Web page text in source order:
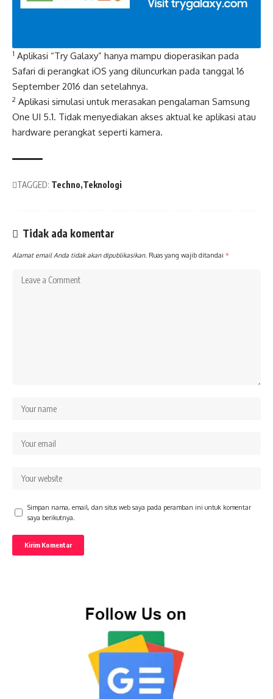
1 Aplikasi “Try Galaxy” hanya mampu dioperasikan pada
Safari di perangkat iOS yang diluncurkan pada tanggal 16
September 2016 dan setelahnya.
2 Aplikasi simulasi untuk merasakan pengalaman Samsung
One UI 5.1. Tidak menyediakan akses aktual ke aplikasi atau
hardware perangkat seperti kamera.
TAGGED: Techno Teknologi
Tidak ada komentar
Alamat email Anda tidak akan dipublikasikan. Ruas yang wajib ditandai *
Simpan nama, email, dan situs web saya pada peramban ini untuk komentar
saya berikutnya.